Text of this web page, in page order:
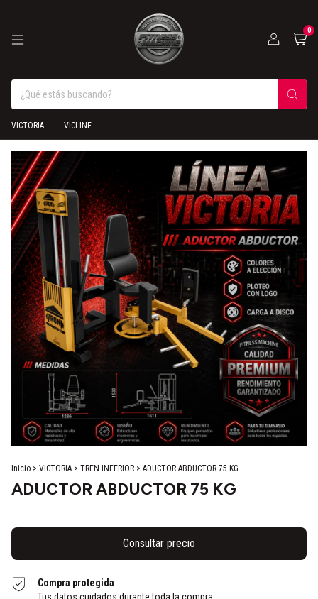
0
VICTORIA VICLINE
Inicio > VICTORIA > TREN INFERIOR > ADUCTOR ABDUCTOR 75 KG
ADUCTOR ABDUCTOR 75 KG
Compra protegida